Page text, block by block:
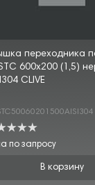
переходника
600х200 (1,5)
CLIVE
по запросу
В корзину